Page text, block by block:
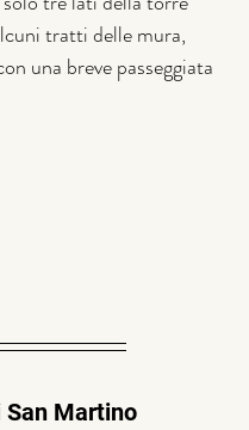
tratti delle mura,
una breve passeggiata
San Martino